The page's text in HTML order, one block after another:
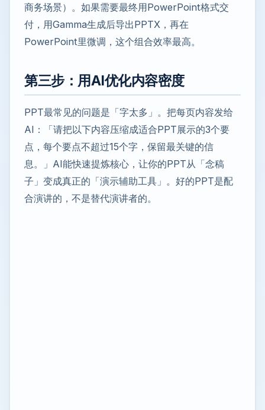
商务场景）。如果需要最终用PowerPoint格式交
付，用Gamma生成后导出PPTX，再在
PowerPoint里微调，这个组合效率最高。
第三步：用AI优化内容密度
PPT最常见的问题是「字太多」。把每页内容发给
AI：「请把以下内容压缩成适合PPT展示的3个要
点，每个要点不超过15个字，保留最关键的信
息。」AI能快速提炼核心，让你的PPT从「念稿
子」变成真正的「演示辅助工具」。好的PPT是配
合演讲的，不是替代演讲者的。